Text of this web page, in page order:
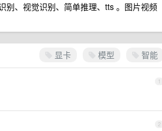
别、视觉识别、简单推理、tts 。图片视频
显卡 模型 智能
1
2